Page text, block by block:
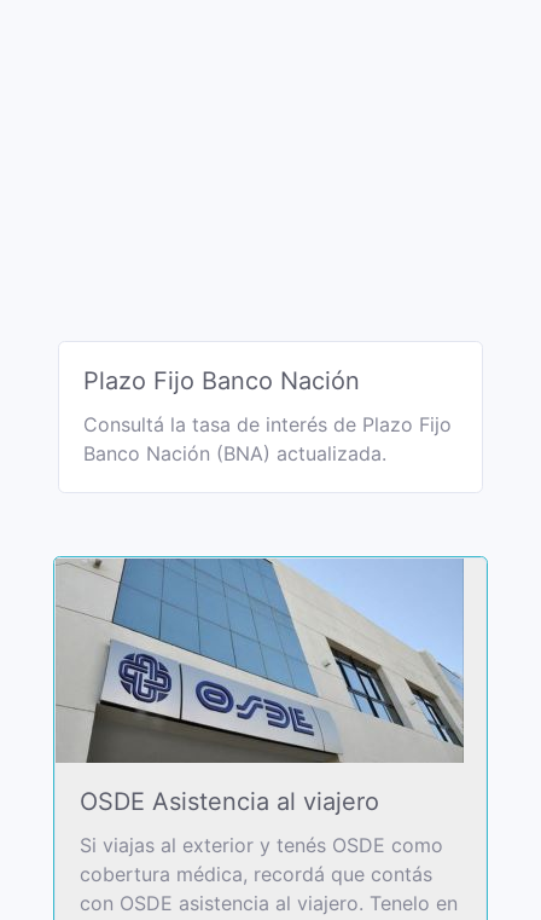
Plazo Fijo Banco Nación
Consultá la tasa de interés de Plazo Fijo
Banco Nación (BNA) actualizada.
OSDE Asistencia al viajero
Si viajas al exterior y tenés OSDE como
cobertura médica, recordá que contás
con OSDE asistencia al viajero. Tenelo en